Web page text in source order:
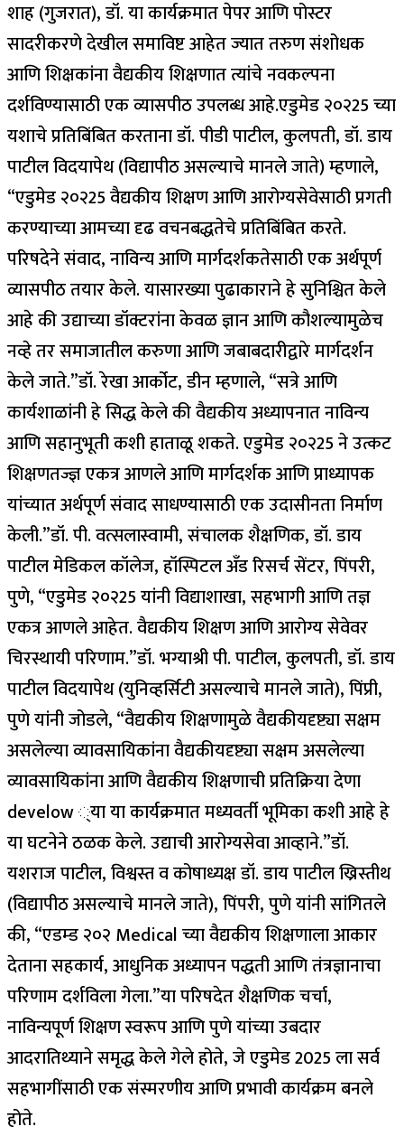
शाह (गुजरात), डॉ.या कार्यक्रमात पेपर आणि पोस्टर
सादरीकरणे देखील समाविष्ट आहेत ज्यात तरुण संशोधक
आणि शिक्षकांना वैद्यकीय शिक्षणात त्यांचे नवकल्पना
दर्शविण्यासाठी एक व्यासपीठ उपलब्ध आहे.एडुमेड २०२25 च्या
यशाचे प्रतिबिंबित करताना डॉ. पीडी पाटील, कुलपती, डॉ. डाय
पाटील विदयापेथ (विद्यापीठ असल्याचे मानले जाते) म्हणाले,
“एडुमेड २०२25 वैद्यकीय शिक्षण आणि आरोग्यसेवेसाठी प्रगती
करण्याच्या आमच्या दृढ वचनबद्धतेचे प्रतिबिंबित करते.
परिषदेने संवाद, नाविन्य आणि मार्गदर्शकतेसाठी एक अर्थपूर्ण
व्यासपीठ तयार केले. यासारख्या पुढाकाराने हे सुनिश्चित केले
आहे की उद्याच्या डॉक्टरांना केवळ ज्ञान आणि कौशल्यामुळेच
नव्हे तर समाजातील करुणा आणि जबाबदारीद्वारे मार्गदर्शन
केले जाते.”डॉ. रेखा आर्कोट, डीन म्हणाले, “सत्रे आणि
कार्यशाळांनी हे सिद्ध केले की वैद्यकीय अध्यापनात नाविन्य
आणि सहानुभूती कशी हाताळू शकते. एडुमेड २०२25 ने उत्कट
शिक्षणतज्ज्ञ एकत्र आणले आणि मार्गदर्शक आणि प्राध्यापक
यांच्यात अर्थपूर्ण संवाद साधण्यासाठी एक उदासीनता निर्माण
केली.”डॉ. पी. वत्सलास्वामी, संचालक शैक्षणिक, डॉ. डाय
पाटील मेडिकल कॉलेज, हॉस्पिटल अँड रिसर्च सेंटर, पिंपरी,
पुणे, “एडुमेड २०२25 यांनी विद्याशाखा, सहभागी आणि तज्ञ
एकत्र आणले आहेत. वैद्यकीय शिक्षण आणि आरोग्य सेवेवर
चिरस्थायी परिणाम.”डॉ. भग्याश्री पी. पाटील, कुलपती, डॉ. डाय
पाटील विदयापेथ (युनिव्हर्सिटी असल्याचे मानले जाते), पिंप्री,
पुणे यांनी जोडले, “वैद्यकीय शिक्षणामुळे वैद्यकीयदृष्ट्या सक्षम
असलेल्या व्यावसायिकांना वैद्यकीयदृष्ट्या सक्षम असलेल्या
व्यावसायिकांना आणि वैद्यकीय शिक्षणाची प्रतिक्रिया देणा
develow ्या या कार्यक्रमात मध्यवर्ती भूमिका कशी आहे हे
या घटनेने ठळक केले. उद्याची आरोग्यसेवा आव्हाने.”डॉ.
यशराज पाटील, विश्वस्त व कोषाध्यक्ष डॉ. डाय पाटील ख्रिस्तीथ
(विद्यापीठ असल्याचे मानले जाते), पिंपरी, पुणे यांनी सांगितले
की, “एडम्ड २०२ Medical च्या वैद्यकीय शिक्षणाला आकार
देताना सहकार्य, आधुनिक अध्यापन पद्धती आणि तंत्रज्ञानाचा
परिणाम दर्शविला गेला.”या परिषदेत शैक्षणिक चर्चा,
नाविन्यपूर्ण शिक्षण स्वरूप आणि पुणे यांच्या उबदार
आदरातिथ्याने समृद्ध केले गेले होते, जे एडुमेड 2025 ला सर्व
सहभागींसाठी एक संस्मरणीय आणि प्रभावी कार्यक्रम बनले
होते.